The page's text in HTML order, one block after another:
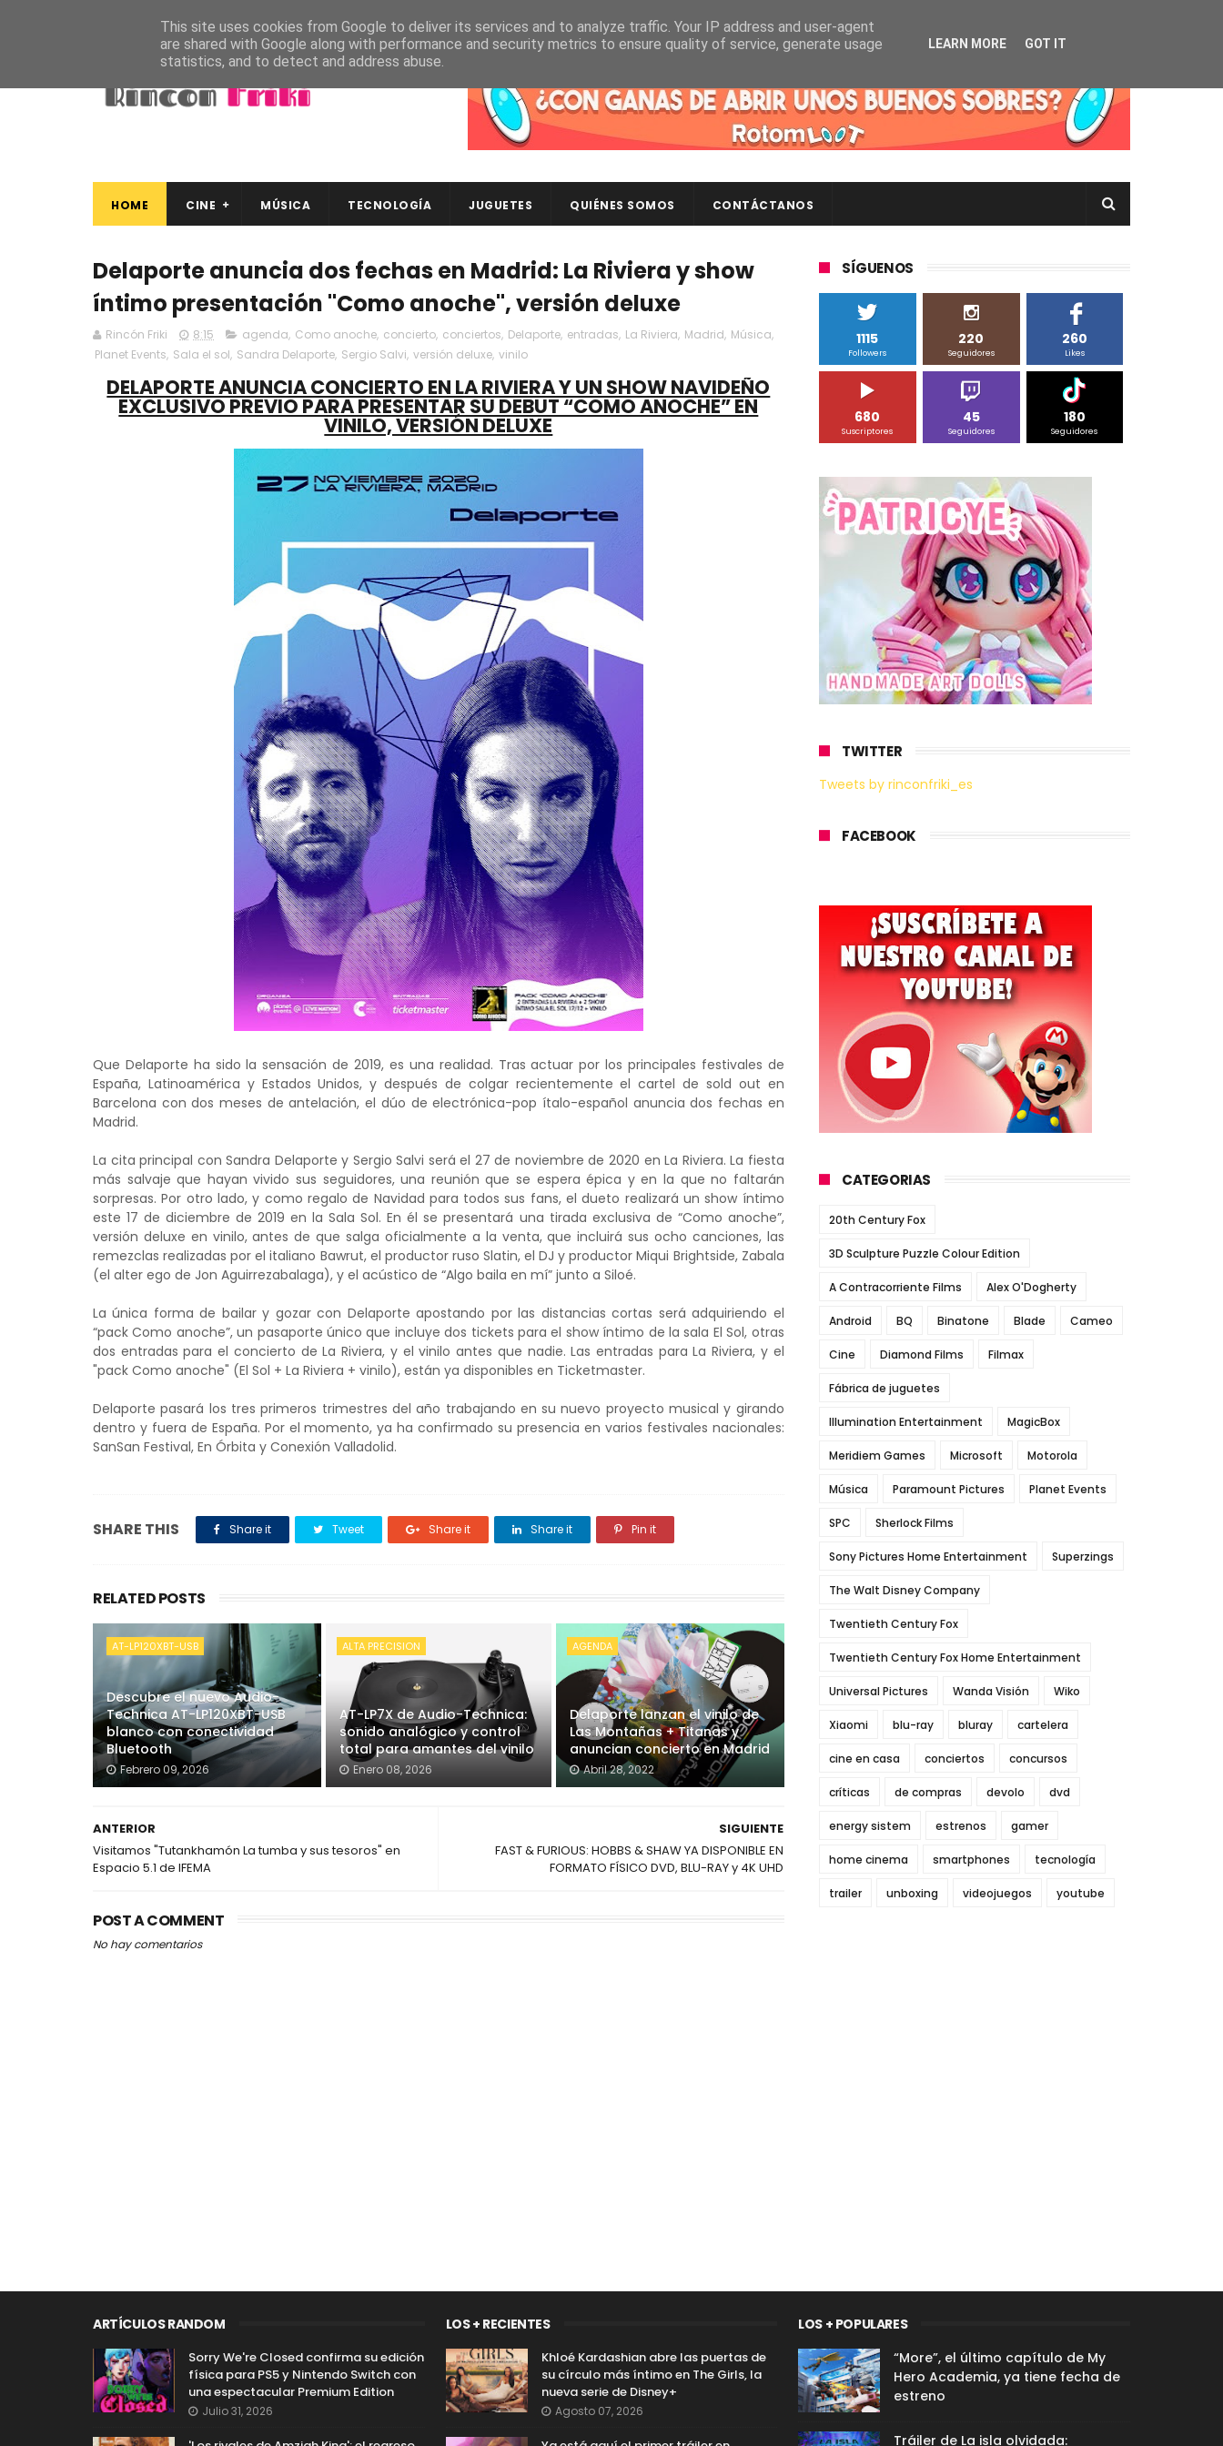
HOME CINE MÚSICA TECNOLOGÍA JUGUETES QUIÉNES SOMOS CONTÁCTANOS
Delaporte anuncia dos fechas en Madrid: La Riviera y show
íntimo presentación "Como anoche", versión deluxe
Rincón Friki 8:15 agenda, Como anoche, concierto, conciertos, Delaporte, entradas, La Riviera, Madrid, Música,
Planet Events, Sala el sol, Sandra Delaporte, Sergio Salvi, versión deluxe, vinilo
DELAPORTE ANUNCIA CONCIERTO EN LA RIVIERA Y UN SHOW NAVIDEÑO
EXCLUSIVO PREVIO PARA PRESENTAR SU DEBUT “COMO ANOCHE” EN
VINILO, VERSIÓN DELUXE
Que Delaporte ha sido la sensación de 2019, es una realidad. Tras actuar por los principales festivales de
España, Latinoamérica y Estados Unidos, y después de colgar recientemente el cartel de sold out en
Barcelona con dos meses de antelación, el dúo de electrónica-pop ítalo-español anuncia dos fechas en
Madrid.
La cita principal con Sandra Delaporte y Sergio Salvi será el 27 de noviembre de 2020 en La Riviera. La fiesta
más salvaje que hayan vivido sus seguidores, una reunión que se espera épica y en la que no faltarán
sorpresas. Por otro lado, y como regalo de Navidad para todos sus fans, el dueto realizará un show íntimo
este 17 de diciembre de 2019 en la Sala Sol. En él se presentará una tirada exclusiva de “Como anoche”,
versión deluxe en vinilo, antes de que salga oficialmente a la venta, que incluirá sus ocho canciones, las
remezclas realizadas por el italiano Bawrut, el productor ruso Slatin, el DJ y productor Miqui Brightside, Zabala
(el alter ego de Jon Aguirrezabalaga), y el acústico de “Algo baila en mí” junto a Siloé.
La única forma de bailar y gozar con Delaporte apostando por las distancias cortas será adquiriendo el
“pack Como anoche”, un pasaporte único que incluye dos tickets para el show íntimo de la sala El Sol, otras
dos entradas para el concierto de La Riviera, y el vinilo antes que nadie. Las entradas para La Riviera, y el
"pack Como anoche" (El Sol + La Riviera + vinilo), están ya disponibles en Ticketmaster.
Delaporte pasará los tres primeros trimestres del año trabajando en su nuevo proyecto musical y girando
dentro y fuera de España. Por el momento, ya ha confirmado su presencia en varios festivales nacionales:
SanSan Festival, En Órbita y Conexión Valladolid.
SHARE THIS Share it Tweet Share it Share it Pin it
RELATED POSTS
AT-LP120XBT-USB
Descubre el nuevo Audio-
Technica AT-LP120XBT-USB
blanco con conectividad
Bluetooth
Febrero 09, 2026
ALTA PRECISION
AT-LP7X de Audio-Technica:
sonido analógico y control
total para amantes del vinilo
Enero 08, 2026
AGENDA
Delaporte lanzan el vinilo de
Las Montañas + Titanas y
anuncian concierto en Madrid
Abril 28, 2022
SIGUIENTE
FAST & FURIOUS: HOBBS & SHAW YA DISPONIBLE EN
FORMATO FÍSICO DVD, BLU-RAY y 4K UHD
ANTERIOR
Visitamos "Tutankhamón La tumba y sus tesoros" en
Espacio 5.1 de IFEMA
POST A COMMENT
No hay comentarios
SÍGUENOS
1115
Followers
220
Seguidores
260
Likes
680
Suscriptores
45
Seguidores
180
Seguidores
TWITTER
Tweets by rinconfriki_es
FACEBOOK
CATEGORIAS
20th Century Fox
3D Sculpture Puzzle Colour Edition
A Contracorriente Films Alex O'Dogherty
Android BQ Binatone Blade Cameo
Cine Diamond Films Filmax
Fábrica de juguetes
Illumination Entertainment MagicBox
Meridiem Games Microsoft Motorola
Música Paramount Pictures Planet Events
SPC Sherlock Films
Sony Pictures Home Entertainment Superzings
The Walt Disney Company
Twentieth Century Fox
Twentieth Century Fox Home Entertainment
Universal Pictures Wanda Visión Wiko
Xiaomi blu-ray bluray cartelera
cine en casa conciertos concursos
críticas de compras devolo dvd
energy sistem estrenos gamer
home cinema smartphones tecnología
trailer unboxing videojuegos youtube
ARTÍCULOS RANDOM
Sorry We're Closed confirma su edición
física para PS5 y Nintendo Switch con
una espectacular Premium Edition
Julio 31, 2026
LOS + RECIENTES
Khloé Kardashian abre las puertas de
su círculo más íntimo en The Girls, la
nueva serie de Disney+
Agosto 07, 2026
LOS + POPULARES
“More”, el último capítulo de My
Hero Academia, ya tiene fecha de
estreno
Tráiler de La isla olvidada:
This site uses cookies from Google to deliver its services and to analyze traffic. Your IP address and user-agent
are shared with Google along with performance and security metrics to ensure quality of service, generate usage
statistics, and to detect and address abuse.
LEARN MORE GOT IT